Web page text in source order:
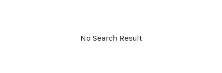
No Search Result